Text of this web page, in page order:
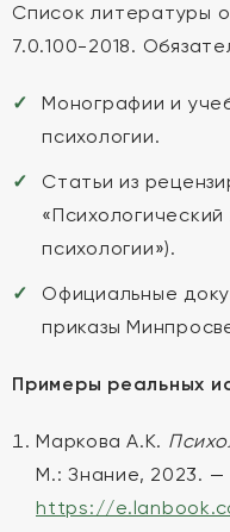
Список литературы
7.0.100-2018.
Монографии и
психологии.
Статьи из
психологии»).
Официальные
приказы
Примеры реальных
Маркова А.К.
М.: Знание, 2023. —
https://